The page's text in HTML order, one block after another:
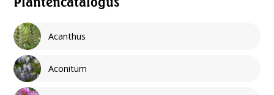
Acanthus
Aconitum